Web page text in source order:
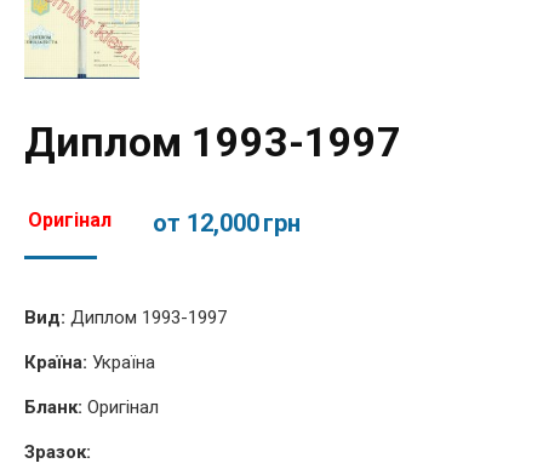
Диплом 1993-1997
Оригінал от 12,000грн
Вид: Диплом 1993-1997
Країна: Україна
Бланк: Оригінал
Зразок: